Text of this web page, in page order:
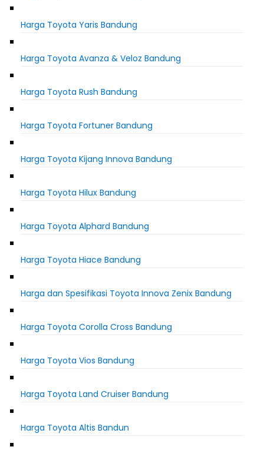
Harga Toyota Yaris Bandung
Harga Toyota Avanza & Veloz Bandung
Harga Toyota Rush Bandung
Harga Toyota Fortuner Bandung
Harga Toyota Kijang Innova Bandung
Harga Toyota Hilux Bandung
Harga Toyota Alphard Bandung
Harga Toyota Hiace Bandung
Harga dan Spesifikasi Toyota Innova Zenix Bandung
Harga Toyota Corolla Cross Bandung
Harga Toyota Vios Bandung
Harga Toyota Land Cruiser Bandung
Harga Toyota Altis Bandun